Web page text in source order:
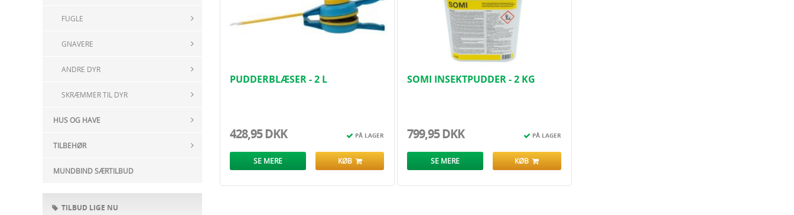
FUGLE
GNAVERE
ANDRE DYR
SKRÆMMER TIL DYR
HUS OG HAVE
TILBEHØR
MUNDBIND SÆRTILBUD
TILBUD LIGE NU
PUDDERBLÆSER - 2 L
428,95 DKK PÅ LAGER
SE MERE KØB
SOMI INSEKTPUDDER - 2 KG
799,95 DKK PÅ LAGER
SE MERE KØB